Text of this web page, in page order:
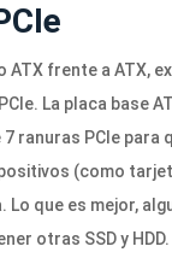
ATX frente a ATX,
La placa base
ranuras PCIe para
(como
Lo que es mejor,
otras SSD y HDD.